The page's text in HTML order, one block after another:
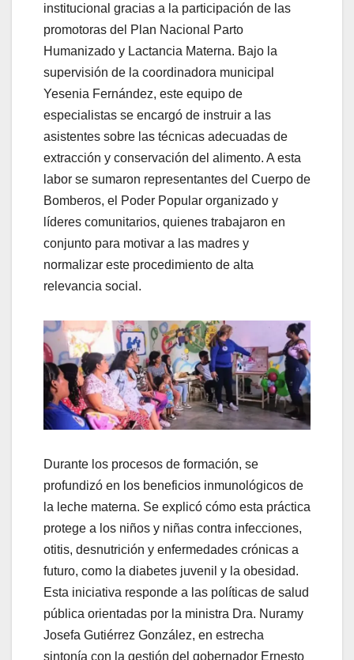
institucional gracias a la participación de las
promotoras del Plan Nacional Parto
Humanizado y Lactancia Materna. Bajo la
supervisión de la coordinadora municipal
Yesenia Fernández, este equipo de
especialistas se encargó de instruir a las
asistentes sobre las técnicas adecuadas de
extracción y conservación del alimento. A esta
labor se sumaron representantes del Cuerpo de
Bomberos, el Poder Popular organizado y
líderes comunitarios, quienes trabajaron en
conjunto para motivar a las madres y
normalizar este procedimiento de alta
relevancia social.
Durante los procesos de formación, se
profundizó en los beneficios inmunológicos de
la leche materna. Se explicó cómo esta práctica
protege a los niños y niñas contra infecciones,
otitis, desnutrición y enfermedades crónicas a
futuro, como la diabetes juvenil y la obesidad.
Esta iniciativa responde a las políticas de salud
pública orientadas por la ministra Dra. Nuramy
Josefa Gutiérrez González, en estrecha
sintonía con la gestión del gobernador Ernesto